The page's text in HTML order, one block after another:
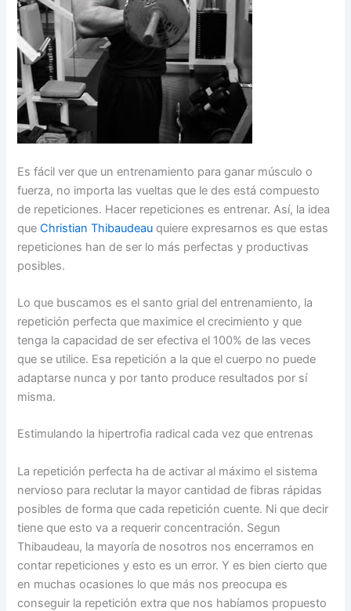
Es fácil ver que un entrenamiento para ganar músculo o
fuerza, no importa las vueltas que le des está compuesto
de repeticiones. Hacer repeticiones es entrenar. Así, la idea
queChristian Thibaudeauquiere expresarnos es que estas
repeticiones han de ser lo más perfectas y productivas
posibles.
Lo que buscamos es el santo grial del entrenamiento, la
repetición perfecta que maximice el crecimiento y que
tenga la capacidad de ser efectiva el 100% de las veces
que se utilice. Esa repetición a la que el cuerpo no puede
adaptarse nunca y por tanto produce resultados por sí
misma.
Estimulando la hipertrofia radical cada vez que entrenas
La repetición perfecta ha de activar al máximo el sistema
nervioso para reclutar la mayor cantidad de fibras rápidas
posibles de forma que cada repetición cuente. Ni que decir
tiene que esto va a requerir concentración. Segun
Thibaudeau, la mayoría de nosotros nos encerramos en
contar repeticiones y esto es un error. Y es bien cierto que
en muchas ocasiones lo que más nos preocupa es
conseguir la repetición extra que nos habíamos propuesto